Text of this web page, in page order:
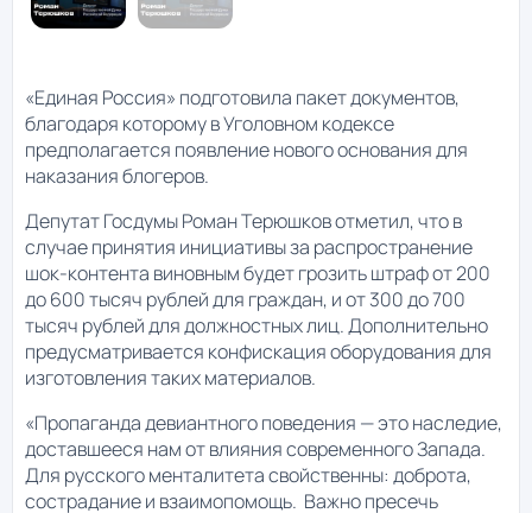
«Единая Россия» подготовила пакет документов,
благодаря которому в Уголовном кодексе
предполагается появление нового основания для
наказания блогеров.
Депутат Госдумы Роман Терюшков отметил, что в
случае принятия инициативы за распространение
шок-контента виновным будет грозить штраф от 200
до 600 тысяч рублей для граждан, и от 300 до 700
тысяч рублей для должностных лиц. Дополнительно
предусматривается конфискация оборудования для
изготовления таких материалов.
«Пропаганда девиантного поведения — это наследие,
доставшееся нам от влияния современного Запада.
Для русского менталитета свойственны: доброта,
сострадание и взаимопомощь. Важно пресечь